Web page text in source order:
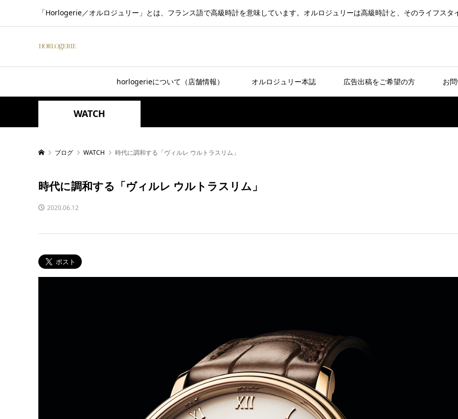
「Horlogerie／オルロジュリー」とは、フランス語で高級時計を意味しています。オルロジュリーは高級時計と、そのライフスタ
horlogerieについて（店舗情報） オルロジュリー本誌 広告出稿をご希望の方 お
WATCH
ブログ WATCH 時代に調和する「ヴィルレ ウルトラスリム」
時代に調和する「ヴィルレ ウルトラスリム」
2020.06.12